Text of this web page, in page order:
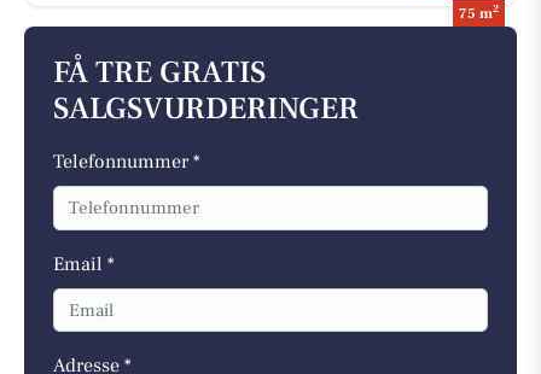
75 m2
FÅ TRE GRATIS
SALGSVURDERINGER
Telefonnummer *
Email *
Adresse *